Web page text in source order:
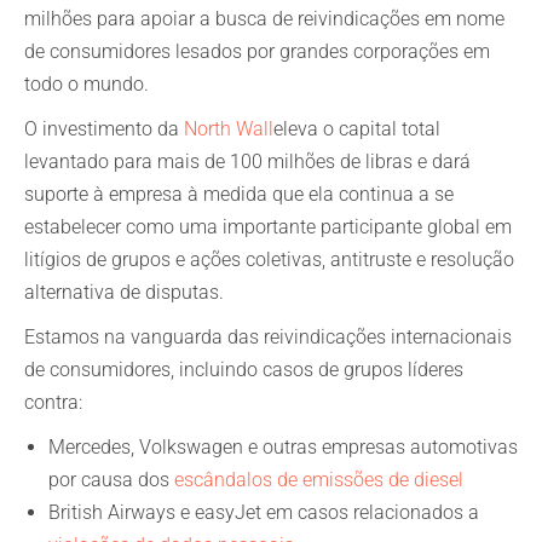
milhões para apoiar a busca de reivindicações em nome
de consumidores lesados por grandes corporações em
todo o mundo.
O investimento da North Walleleva o capital total
levantado para mais de 100 milhões de libras e dará
suporte à empresa à medida que ela continua a se
estabelecer como uma importante participante global em
litígios de grupos e ações coletivas, antitruste e resolução
alternativa de disputas.
Estamos na vanguarda das reivindicações internacionais
de consumidores, incluindo casos de grupos líderes
contra:
Mercedes, Volkswagen e outras empresas automotivas
por causa dos escândalos de emissões de diesel
British Airways e easyJet em casos relacionados a